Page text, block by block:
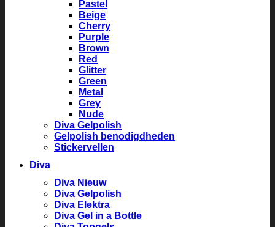
Pastel
Beige
Cherry
Purple
Brown
Red
Glitter
Green
Metal
Grey
Nude
Diva Gelpolish
Gelpolish benodigdheden
Stickervellen
Diva
Diva Nieuw
Diva Gelpolish
Diva Elektra
Diva Gel in a Bottle